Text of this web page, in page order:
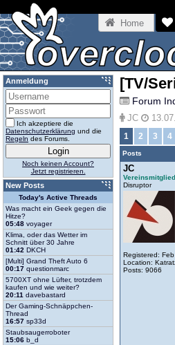
Home
[TV/
Forum
JC
1 2 3 4
Posts
JC
Vereinsmitglied
Disruptor
Registered:
Location:
Posts: 9066
Anmeldung
Ich akzeptiere die
Datenschutzerklärung und die
Regeln des Forums.
Noch keinen Account?
Jetzt registrieren.
New Posts
Today's Active Threads
Was macht ein Geek gegen die
Hitze?
05:48 voyager
Klima, oder das Wetter im
Schnitt über 30 Jahre
01:42 DKCH
[Multi] Grand Theft Auto 6
00:17 questionmarc
5700XT ohne Lüfter, trotzdem
kaufen und wie weiter?
20:11 davebastard
Der Gaming-Schnäppchen-
Thread
16:57 sp33d
Staubsaugerroboter
15:06 b_d